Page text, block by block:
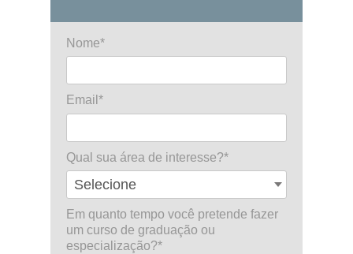
Nome*
Email*
Qual sua área de interesse?*
Em quanto tempo você pretende fazer
um curso de graduação ou
especialização?*